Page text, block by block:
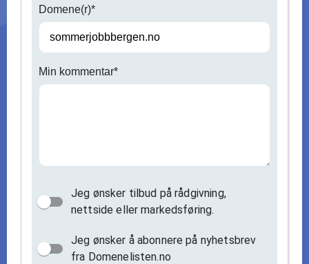
Domene(r)*
Min kommentar*
Jeg ønsker tilbud på rådgivning,
nettside eller markedsføring.
Jeg ønsker å abonnere på nyhetsbrev
fra Domenelisten.no